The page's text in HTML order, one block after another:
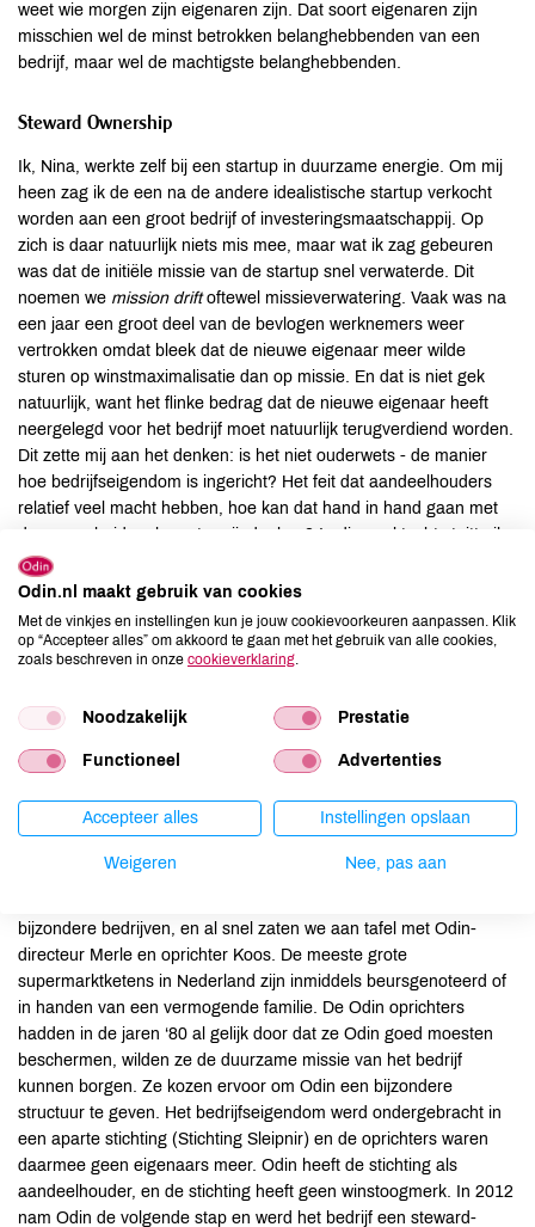
weet wie morgen zijn eigenaren zijn. Dat soort eigenaren zijn
misschien wel de minst betrokken belanghebbenden van een
bedrijf, maar wel de machtigste belanghebbenden.
Steward Ownership
Ik, Nina, werkte zelf bij een startup in duurzame energie. Om mij
heen zag ik de een na de andere idealistische startup verkocht
worden aan een groot bedrijf of investeringsmaatschappij. Op
zich is daar natuurlijk niets mis mee, maar wat ik zag gebeuren
was dat de initiële missie van de startup snel verwaterde. Dit
noemen we mission driftoftewel missieverwatering. Vaak was na
een jaar een groot deel van de bevlogen werknemers weer
vertrokken omdat bleek dat de nieuwe eigenaar meer wilde
sturen op winstmaximalisatie dan op missie. En dat is niet gek
natuurlijk, want het flinke bedrag dat de nieuwe eigenaar heeft
neergelegd voor het bedrijf moet natuurlijk terugverdiend worden.
Dit zette mij aan het denken: is het niet ouderwets - de manier
hoe bedrijfseigendom is ingericht? Het feit dat aandeelhouders
relatief veel macht hebben, hoe kan dat hand in hand gaan met
duurzaamheid en langetermijndenken? In die zoektocht stuitte ik
op Gijsbert Koren. Deze gedreven ondernemer had jarenlang in
crowdfunding gewerkt en gaf nu workshops over steward-
ownership. Dit is een vrij nieuwe term voor een fenomeen dat al
decennia, soms honderd jaar, wordt toegepast door bedrijven met
name in Noordwest Europa. Steward-ownership is een
generaties die na ons komen, en ownership: bedrijfseigendom. Bij
steward-owned bedrijven zijn niet aandeelhouders maar stewards
eigenaar. Voorbeelden van bedrijven die steward-owned zijn, zijn
Ecosia, Waschbär, Bosch, Novo Nordisk en Zeiss. Maar ook in
Nederland zijn bedrijven die zo’n bijzondere eigendomsstructuur
adviesbureau Berenschot en biologische supermarktketen Odin.
bijzondere bedrijven, en al snel zaten we aan tafel met Odin-
directeur Merle en oprichter Koos. De meeste grote
supermarktketens in Nederland zijn inmiddels beursgenoteerd of
in handen van een vermogende familie. De Odin oprichters
hadden in de jaren ‘80 al gelijk door dat ze Odin goed moesten
beschermen, wilden ze de duurzame missie van het bedrijf
kunnen borgen. Ze kozen ervoor om Odin een bijzondere
structuur te geven. Het bedrijfseigendom werd ondergebracht in
een aparte stichting (Stichting Sleipnir) en de oprichters waren
daarmee geen eigenaars meer. Odin heeft de stichting als
aandeelhouder, en de stichting heeft geen winstoogmerk. In 2012
nam Odin de volgende stap en werd het bedrijf een steward-
Odin.nl maakt gebruik van cookies
Met de vinkjes en instellingen kun je jouw cookievoorkeuren aanpassen. Klik
op “Accepteer alles” om akkoord te gaan met het gebruik van alle cookies,
zoals beschreven in onze cookieverklaring
Noodzakelijk Prestatie
Functioneel Advertenties
Accepteer alles Instellingen opslaan
Weigeren Nee, pas aan